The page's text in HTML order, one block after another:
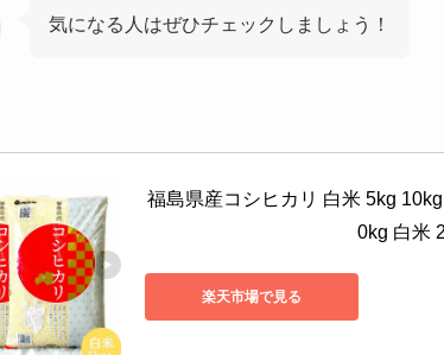
気になる人はぜひチェックしましょう！
福島県産コシヒカリ 白米 5kg
0kg 白米
楽天市場で見る